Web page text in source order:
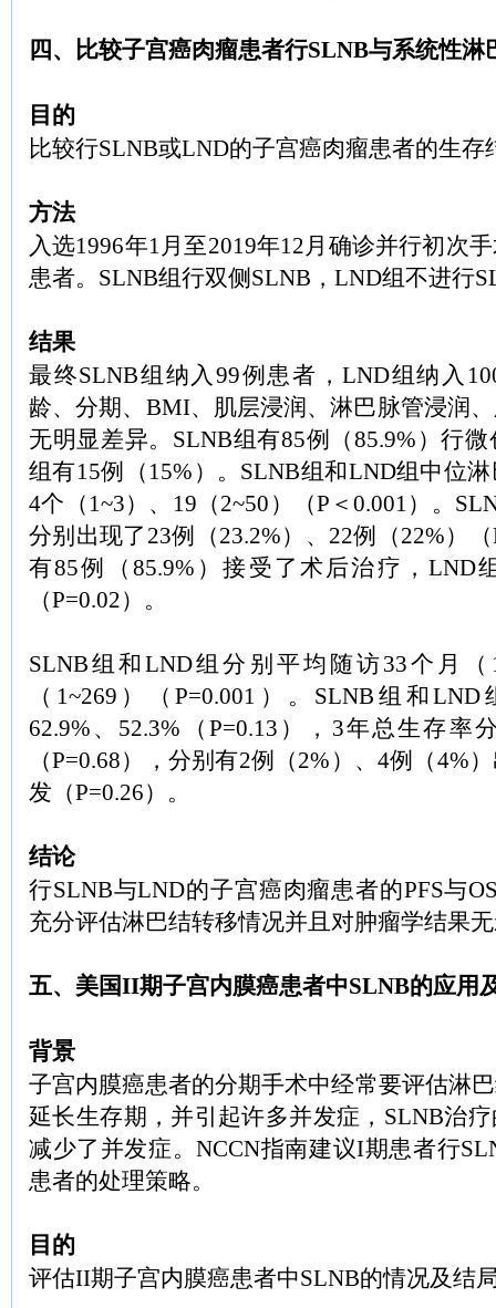
四、比较子宫癌肉瘤患者行SLNB与系统性淋
目的
比较行SLNB或LND的子宫癌肉瘤患者的生存
方法
入选1996年1月至2019年12月确诊并行初次
患者。SLNB组行双侧SLNB，LND组不进行
结果
最终SLNB组纳入99例患者，LND组纳入
龄、分期、BMI、肌层浸润、淋巴脉管浸润
无明显差异。SLNB组有85例（85.9%）行
组有15例（15%）。SLNB组和LND组中位
4个（1~3）、19（2~50）（P＜0.001）。
分别出现了23例（23.2%）、22例（22%）
有85例（85.9%）接受了术后治疗，LND
（P=0.02）。
SLNB组和LND组分别平均随访33个月（
（1~269）（P=0.001）。SLNB组和
62.9%、52.3%（P=0.13），3年总生存率
（P=0.68），分别有2例（2%）、4例（4%
发（P=0.26）。
结论
行SLNB与LND的子宫癌肉瘤患者的PFS与
充分评估淋巴结转移情况并且对肿瘤学结果
五、美国II期子宫内膜癌患者中SLNB的应用
背景
子宫内膜癌患者的分期手术中经常要评估淋
延长生存期，并引起许多并发症，SLNB治
减少了并发症。NCCN指南建议I期患者行
患者的处理策略。
目的
评估II期子宫内膜癌患者中SLNB的情况及结